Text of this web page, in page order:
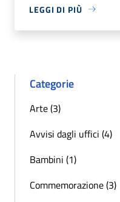
LEGGI DI PIÙ
Categorie
Arte (3)
Avvisi dagli uffici (4)
Bambini (1)
Commemorazione (3)